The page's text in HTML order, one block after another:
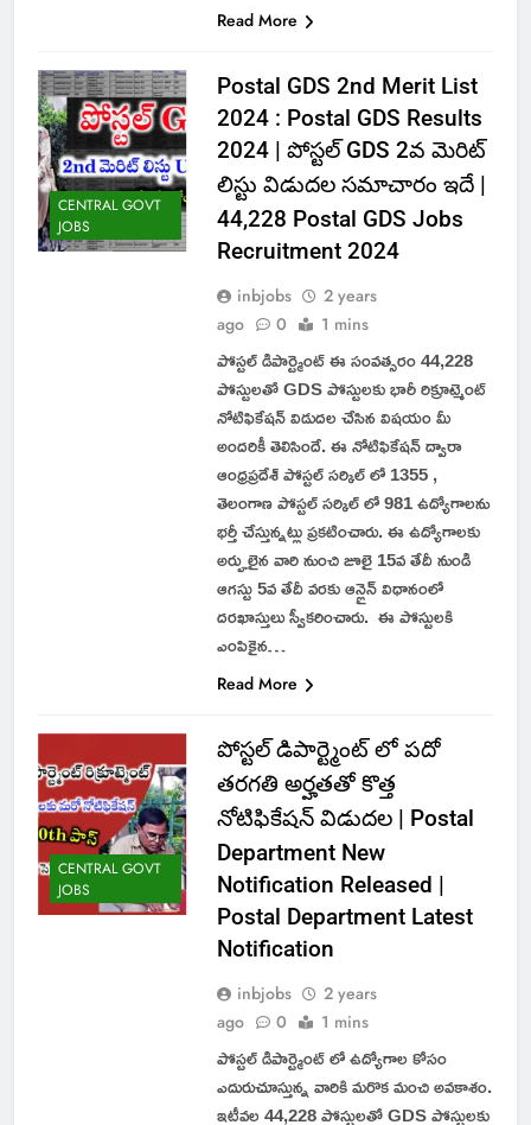
Read More
CENTRAL GOVT
JOBS
Postal GDS 2nd Merit List
2024 : Postal GDS Results
2024 | పోస్టల్ GDS 2వ మెరిట్
లిస్టు విడుదల సమాచారం ఇదే |
44,228 Postal GDS Jobs
Recruitment 2024
inbjobs
2 years
ago
0 1 mins
పోస్టల్ డిపార్ట్మెంట్ ఈ సంవత్సరం 44,228
పోస్టులతో GDS పోస్టులకు భారీ రిక్రూట్మెంట్
నోటిఫికేషన్ విడుదల చేసిన విషయం మీ
అందరికీ తెలిసిందే. ఈ నోటిఫికేషన్ ద్వారా
ఆంధ్రప్రదేశ్ పోస్టల్ సర్కిల్ లో 1355 ,
తెలంగాణ పోస్టల్ సర్కిల్ లో 981 ఉద్యోగాలను
భర్తీ చేస్తున్నట్లు ప్రకటించారు. ఈ ఉద్యోగాలకు
అర్హులైన వారి నుంచి జూలై 15వ తేదీ నుండి
ఆగస్టు 5వ తేదీ వరకు ఆన్లైన్ విధానంలో
దరఖాస్తులు స్వీకరించారు. ఈ పోస్టులకి
ఎంపికైన…
Read More
CENTRAL GOVT
JOBS
పోస్టల్ డిపార్ట్మెంట్ లో పదో
తరగతి అర్హతతో కొత్త
నోటిఫికేషన్ విడుదల | Postal
Department New
Notification Released |
Postal Department Latest
Notification
inbjobs
2 years
ago
0 1 mins
పోస్టల్ డిపార్ట్మెంట్ లో ఉద్యోగాల కోసం
ఎదురుచూస్తున్న వారికి మరొక మంచి అవకాశం.
ఇటీవల 44,228 పోస్టులతో GDS పోస్టులకు